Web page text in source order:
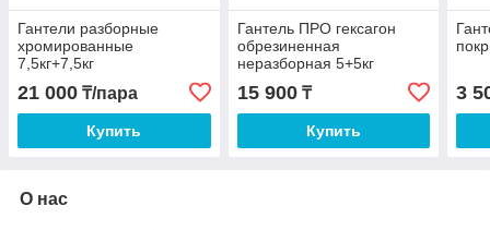
Гантели разборные
хромированные
7,5кг+7,5кг
21 000 ₸/пара
Купить
Гантель ПРО гексагон
обрезиненная
неразборная 5+5кг
15 900₸
Купить
3
О нас